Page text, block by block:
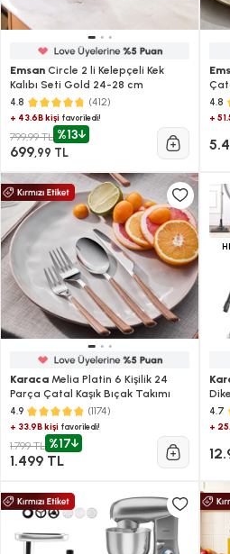
Emsan Circle 2 li Kelepçeli Kek
Kalıbı Seti Gold 24-28 cm
4.8 (412)
+ 43.6B kişi favoriledi!
799,99 TL %13
699,99 TL
4.8
+
Karaca Melia Platin 6 Kişilik 24
Parça Çatal Kaşık Bıçak Takımı
4.9 (1174)
+ 33.9B kişi favoriledi!
1.799 TL %17
1.499 TL
4.7
+